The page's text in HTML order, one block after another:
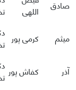
صادق
اللهی
میثم کرمی پور
آذر
کفاش پور